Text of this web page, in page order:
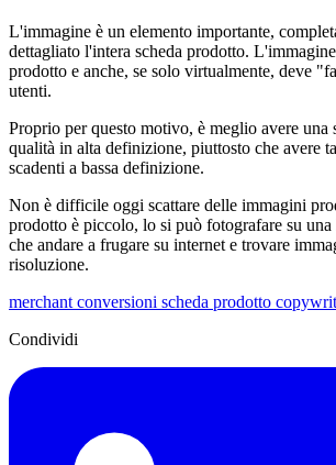
L'immagine è un elemento importante,
dettagliato l'intera scheda prodotto. L'immagine
prodotto e anche, se solo virtualmente, deve
utenti.
Proprio per questo motivo, è meglio avere una
qualità in alta definizione, piuttosto che avere
scadenti a bassa definizione.
Non è difficile oggi scattare delle immagini
prodotto è piccolo, lo si può fotografare su una
che andare a frugare su internet e trovare
risoluzione.
merchant conversioni scheda prodotto
Condividi